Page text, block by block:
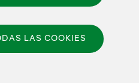
legal|Transparencia
LAS COOKIES